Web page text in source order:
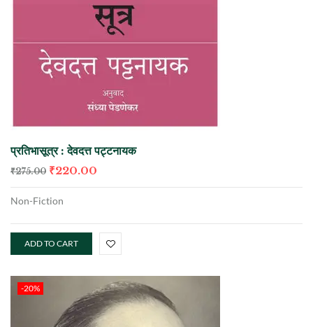
प्रतिभासूत्र : देवदत्त पट्टनायक
₹275.00 ₹220.00
Non-Fiction
ADD TO CART
-20%